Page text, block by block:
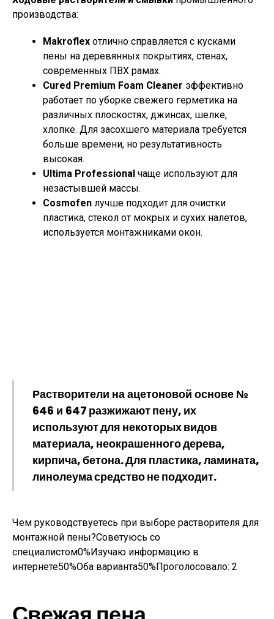
производства:
Makroflex отлично справляется с кусками
пены на деревянных покрытиях, стенах,
современных ПВХ рамах.
Cured Premium Foam Cleaner эффективно
работает по уборке свежего герметика на
различных плоскостях, джинсах, шелке,
хлопке. Для засохшего материала требуется
больше времени, но результативность
высокая.
Ultima Professional чаще используют для
незастывшей массы.
Cosmofen лучше подходит для очистки
пластика, стекол от мокрых и сухих налетов,
используется монтажниками окон.
Растворители на ацетоновой основе №
646 и 647 разжижают пену, их
используют для некоторых видов
материала, неокрашенного дерева,
кирпича, бетона. Для пластика, ламината,
линолеума средство не подходит.
Чем руководствуетесь при выборе растворителя для
монтажной пены?Советуюсь со
специалистом0%Изучаю информацию в
интернете50%Оба варианта50%Проголосовало: 2